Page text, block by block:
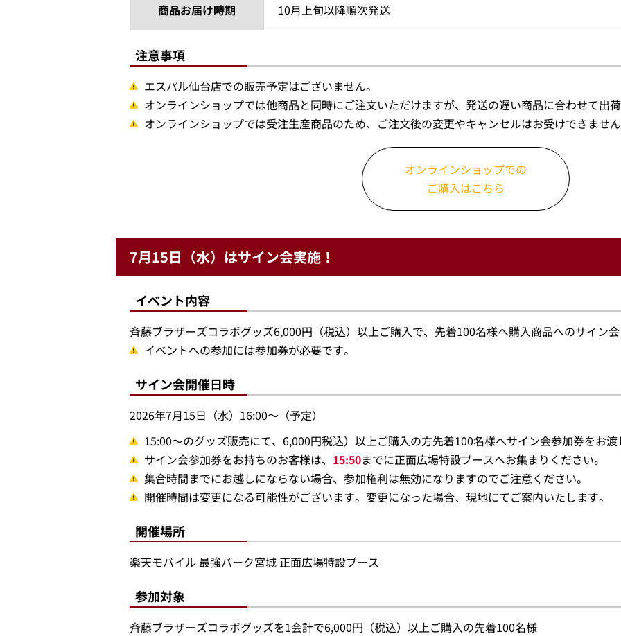
商品お届け時期 10月上旬以降順次発送
注意事項
エスパル仙台店での販売予定はございません。
オンラインショップでは他商品と同時にご注文いただけますが、発送の遅い商品に合わせて出荷
オンラインショップでは受注生産商品のため、ご注文後の変更やキャンセルはお受けできません
オンラインショップでの
ご購入はこちら
7月15日（水）はサイン会実施！
イベント内容
斉藤ブラザーズコラボグッズ6,000円（税込）以上ご購入で、先着100名様へ購入商品へのサイン
イベントへの参加には参加券が必要です。
サイン会開催日時
2026年7月15日（水）16:00～（予定）
15:00～のグッズ販売にて、6,000円税込）以上ご購入の方先着100名様へサイン会参加券をお渡
サイン会参加券をお持ちのお客様は、 15:50までに正面広場特設ブースへお集まりください。
集合時間までにお越しにならない場合、参加権利は無効になりますのでご注意ください。
開催時間は変更になる可能性がございます。変更になった場合、現地にてご案内いたします。
開催場所
楽天モバイル 最強パーク宮城 正面広場特設ブース
参加対象
斉藤ブラザーズコラボグッズを1会計で6,000円（税込）以上ご購入の先着100名様